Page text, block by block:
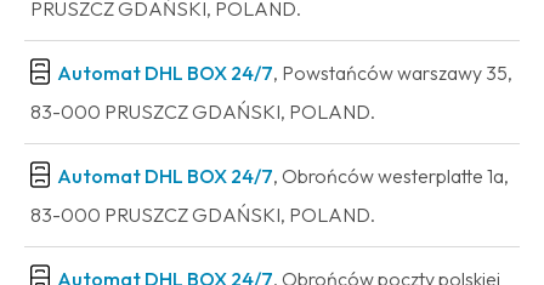
PRUSZCZ GDAŃSKI, POLAND.
Automat DHL BOX 24/7, Powstańców warszawy 35,
83-000 PRUSZCZ GDAŃSKI, POLAND.
Automat DHL BOX 24/7, Obrońców westerplatte 1a,
83-000 PRUSZCZ GDAŃSKI, POLAND.
Automat DHL BOX 24/7, Obrońców poczty polskiej